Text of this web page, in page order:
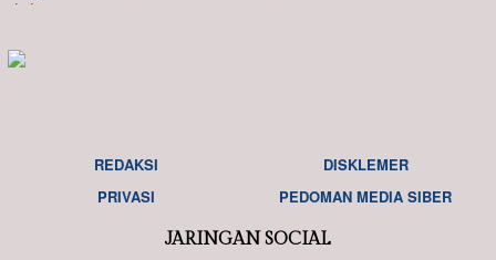
REDAKSI
DISKLEMER
PRIVASI
PEDOMAN MEDIA SIBER
JARINGAN SOCIAL